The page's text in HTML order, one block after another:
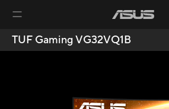
TUF Gaming VG32VQ1B